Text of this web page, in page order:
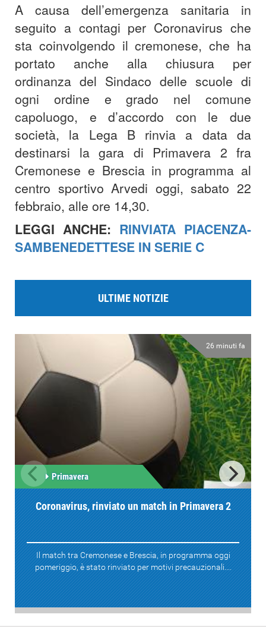
​A causa dell’emergenza sanitaria in
seguito a contagi per Coronavirus che
sta coinvolgendo il cremonese, che ha
portato anche alla chiusura per
ordinanza del Sindaco delle scuole di
ogni ordine e grado nel comune
capoluogo, e d’accordo con le due
società, la Lega B rinvia a data da
destinarsi la gara di Primavera 2 fra
Cremonese e Brescia in programma al
centro sportivo Arvedi oggi, sabato 22
febbraio, alle ore 14,30.
LEGGI ANCHE: RINVIATA PIACENZA-
SAMBENEDETTESE IN SERIE C
ULTIME NOTIZIE
26 minuti fa
Primavera
Coronavirus, rinviato un match in Primavera 2
Il match tra Cremonese e Brescia, in programma oggi
pomeriggio, è stato rinviato per motivi precauzionali....